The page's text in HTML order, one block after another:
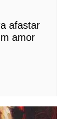
afastar
amor